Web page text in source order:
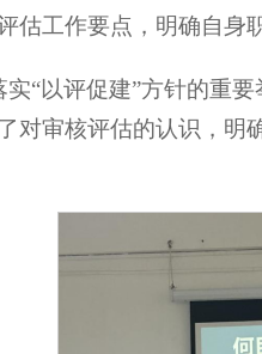
估工作要点，明确自身
实“以评促建”方针的重
对审核评估的认识，